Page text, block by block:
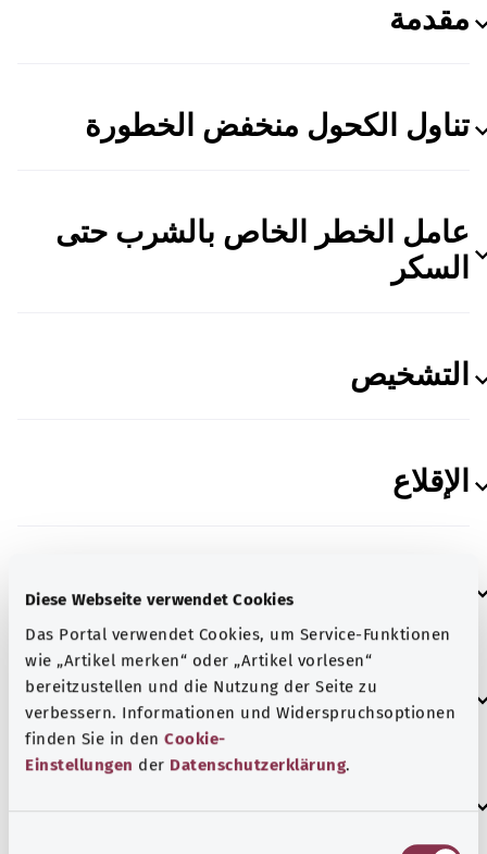
Diese Webseite verwendet Cookies
Das Portal verwendet Cookies, um Service-Funktionen
wie „Artikel merken“ oder „Artikel vorlesen“
bereitzustellen und die Nutzung der Seite zu
verbessern. Informationen und Widerspruchsoptionen
finden Sie in den Cookie-
Einstellungen der Datenschutzerklärung.
مقدمة
تناول الكحول منخفض الخطورة
عامل الخطر الخاص بالشرب حتى
السكر
التشخيص
الإقلاع
إدمان الكحول
العلاج